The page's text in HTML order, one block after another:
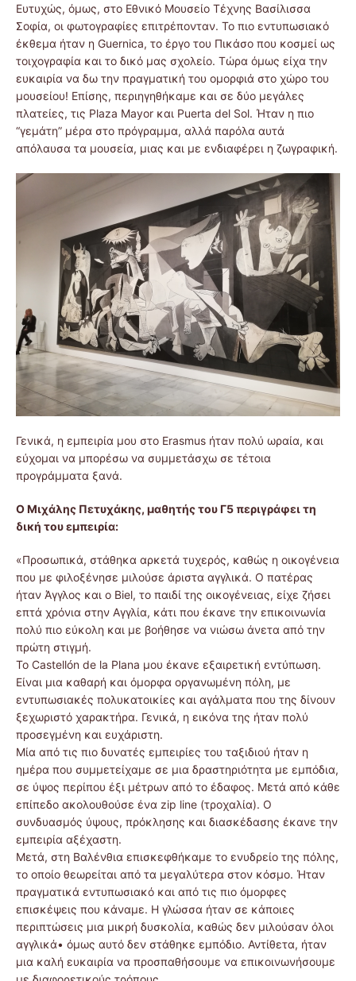
Ευτυχώς, όμως, στο Εθνικό Μουσείο Τέχνης Βασίλισσα
Σοφία, οι φωτογραφίες επιτρέπονταν. Το πιο εντυπωσιακό
έκθεμα ήταν η Guernica, το έργο του Πικάσο που κοσμεί ως
τοιχογραφία και το δικό μας σχολείο. Τώρα όμως είχα την
ευκαιρία να δω την πραγματική του ομορφιά στο χώρο του
μουσείου! Επίσης, περιηγηθήκαμε και σε δύο μεγάλες
πλατείες, τις Plaza Mayor και Puerta del Sol. Ήταν η πιο
“γεμάτη” μέρα στο πρόγραμμα, αλλά παρόλα αυτά
απόλαυσα τα μουσεία, μιας και με ενδιαφέρει η ζωγραφική.
Γενικά, η εμπειρία μου στο Erasmus ήταν πολύ ωραία, και
εύχομαι να μπορέσω να συμμετάσχω σε τέτοια
προγράμματα ξανά.
Ο Μιχάλης Πετυχάκης, μαθητής του Γ5 περιγράφει τη
δική του εμπειρία:
«Προσωπικά, στάθηκα αρκετά τυχερός, καθώς η οικογένεια
που με φιλοξένησε μιλούσε άριστα αγγλικά. Ο πατέρας
ήταν Άγγλος και ο Biel, το παιδί της οικογένειας, είχε ζήσει
επτά χρόνια στην Αγγλία, κάτι που έκανε την επικοινωνία
πολύ πιο εύκολη και με βοήθησε να νιώσω άνετα από την
πρώτη στιγμή.
Το Castellón de la Plana μου έκανε εξαιρετική εντύπωση.
Είναι μια καθαρή και όμορφα οργανωμένη πόλη, με
εντυπωσιακές πολυκατοικίες και αγάλματα που της δίνουν
ξεχωριστό χαρακτήρα. Γενικά, η εικόνα της ήταν πολύ
προσεγμένη και ευχάριστη.
Μία από τις πιο δυνατές εμπειρίες του ταξιδιού ήταν η
ημέρα που συμμετείχαμε σε μια δραστηριότητα με εμπόδια,
σε ύψος περίπου έξι μέτρων από το έδαφος. Μετά από κάθε
επίπεδο ακολουθούσε ένα zip line (τροχαλία). Ο
συνδυασμός ύψους, πρόκλησης και διασκέδασης έκανε την
εμπειρία αξέχαστη.
Μετά, στη Βαλένθια επισκεφθήκαμε το ενυδρείο της πόλης,
το οποίο θεωρείται από τα μεγαλύτερα στον κόσμο. Ήταν
πραγματικά εντυπωσιακό και από τις πιο όμορφες
επισκέψεις που κάναμε. Η γλώσσα ήταν σε κάποιες
περιπτώσεις μια μικρή δυσκολία, καθώς δεν μιλούσαν όλοι
αγγλικά• όμως αυτό δεν στάθηκε εμπόδιο. Αντίθετα, ήταν
μια καλή ευκαιρία να προσπαθήσουμε να επικοινωνήσουμε